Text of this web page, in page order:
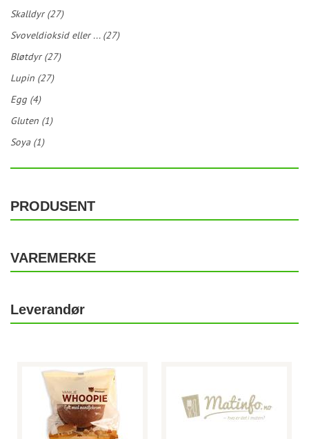
Skalldyr (27)
Svoveldioksid eller ... (27)
Bløtdyr (27)
Lupin (27)
Egg (4)
Gluten (1)
Soya (1)
PRODUSENT
VAREMERKE
Leverandør